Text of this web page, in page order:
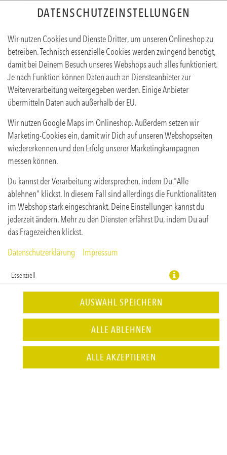
DATENSCHUTZEINSTELLUNGEN
Wir nutzen Cookies und Dienste Dritter, um unseren Onlineshop zu
betreiben. Technisch essenzielle Cookies werden zwingend benötigt,
damit bei Deinem Besuch unseres Webshops auch alles funktioniert.
Je nach Funktion können Daten auch an Diensteanbieter zur
Weiterverarbeitung weitergegeben werden. Einige Anbieter
übermitteln Daten auch außerhalb der EU.
Wir nutzen Google Maps im Onlineshop. Außerdem setzen wir
Marketing-Cookies ein, damit wir Dich auf unseren Webshopseiten
wiedererkennen und den Erfolg unserer Marketingkampagnen
messen können.
Du kannst der Verarbeitung widersprechen, indem Du "Alle
ablehnen" klickst. In diesem Fall sind allerdings die Funktionalitäten
im Webshop stark eingeschränkt. Deine Einstellungen kannst du
jederzeit ändern. Mehr zu den Diensten erfährst Du, indem Du auf
das Fragezeichen klickst.
Datenschutzerklärung
Impressum
Essenziell
Präferenzen
Statistiken
AUSWAHL SPEICHERN
ALLE ABLEHNEN
ALLE AKZEPTIEREN
BRAUFRISCH BÜGEL 0,33L
Produktinfos
JETZT BESTELLEN